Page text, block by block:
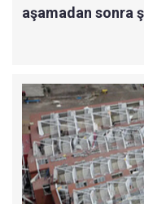
aşamadan sonra